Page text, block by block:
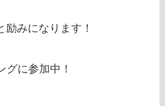
励みになります！
グに参加中！